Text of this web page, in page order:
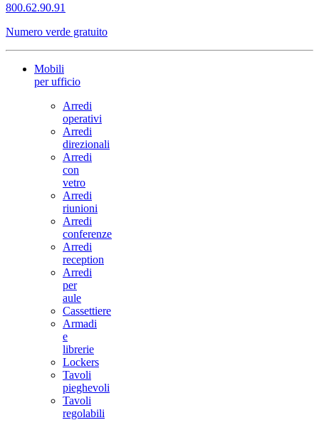
800.62.90.91
Numero verde gratuito
Mobili
per ufficio
Arredi
operativi
Arredi
direzionali
Arredi
con
vetro
Arredi
riunioni
Arredi
conferenze
Arredi
reception
Arredi
per
aule
Cassettiere
Armadi
e
librerie
Lockers
Tavoli
pieghevoli
Tavoli
regolabili